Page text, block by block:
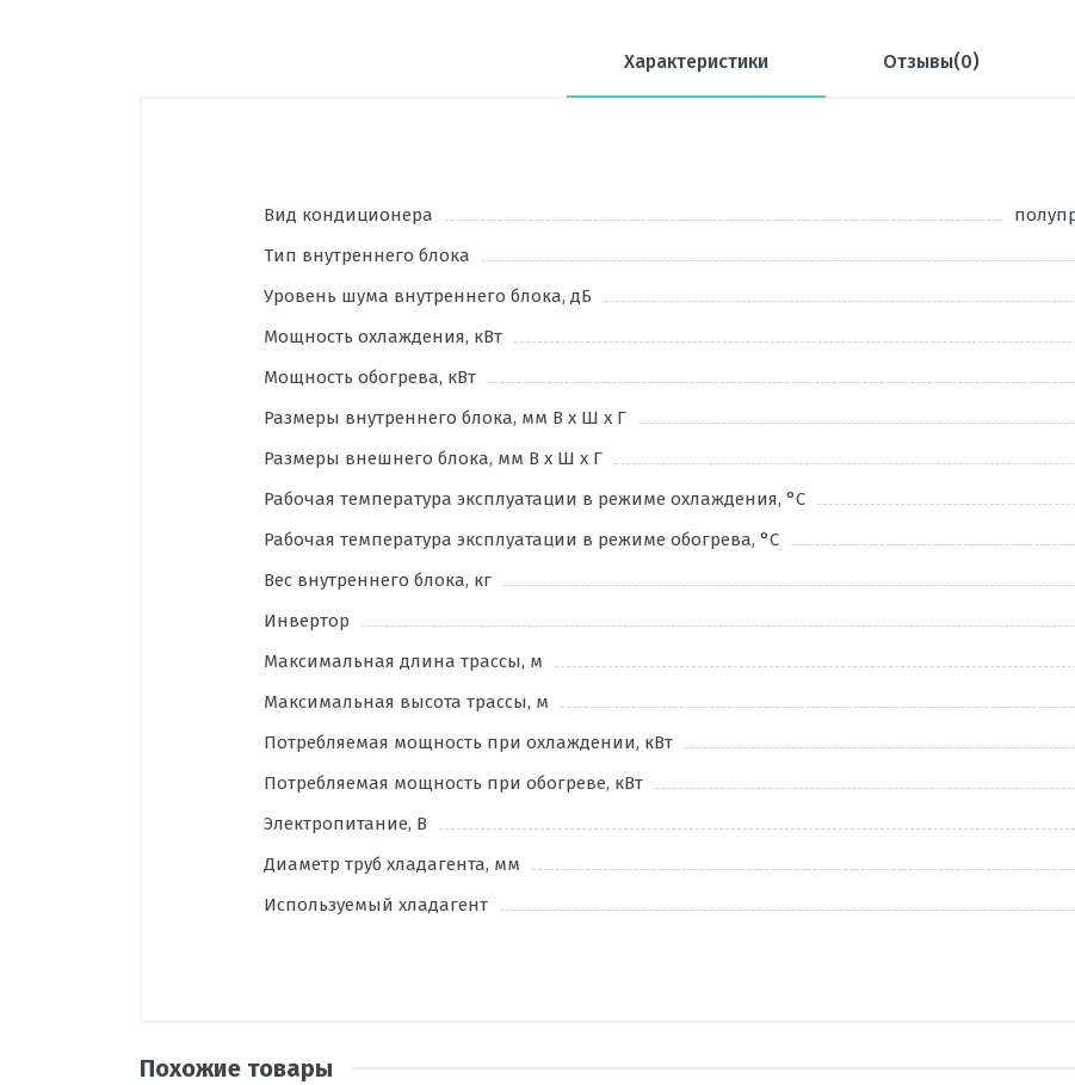
Характеристики Отзывы(0)
Вид кондиционера
Тип внутреннего блока
Уровень шума внутреннего блока, дБ
Мощность охлаждения, кВт
Мощность обогрева, кВт
Размеры внутреннего блока, мм В х Ш х Г
Размеры внешнего блока, мм В х Ш х Г
Рабочая температура эксплуатации в режиме охлаждения, °C
Рабочая температура эксплуатации в режиме обогрева, °C
Вес внутреннего блока, кг
Инвертор
Максимальная длина трассы, м
Максимальная высота трассы, м
Потребляемая мощность при охлаждении, кВт
Потребляемая мощность при обогреве, кВт
Электропитание, В
Диаметр труб хладагента, мм
Используемый хладагент
Похожие товары